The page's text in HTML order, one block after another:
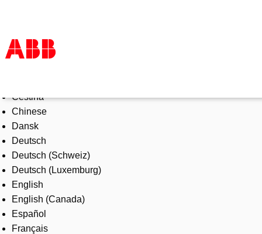
Products & Solutions
Industries
Services
About us
Where to buy
Contact us
Careers
Čeština
Chinese
Dansk
Deutsch
Deutsch (Schweiz)
Deutsch (Luxemburg)
English
English (Canada)
Español
Français